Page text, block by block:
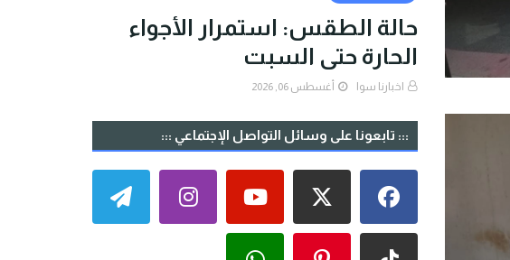
حالة الطقس: استمرار الأجواء
الحارة حتى السبت
اخبارنا سوا أغسطس 06, 2026
::: تابعونا على وسائل التواصل الإجتماعي :::